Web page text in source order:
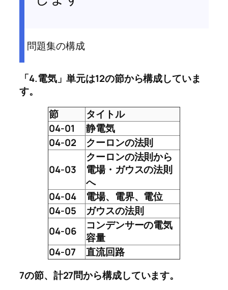
問題集の構成
「4.電気」単元は12の節から構成していま
す。
節
タイトル
04-01
静電気
04-02
クーロンの法則
04-03
クーロンの法則から
電場・ガウスの法則
へ
04-04
電場、電界、電位
04-05
ガウスの法則
04-06
コンデンサーの電気
容量
04-07
直流回路
7の節、計27問から構成しています。